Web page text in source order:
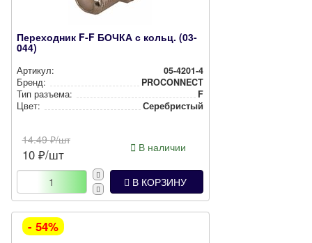
Переходник F-F БОЧКА с кольц. (03-
044)
Артикул:
05-4201-4
Бренд:
PROCONNECT
Тип разъема:
F
Цвет:
Сереб­рис­тый
14.49₽/шт
10 ₽/шт В наличии
В КОРЗИНУ
- 54%